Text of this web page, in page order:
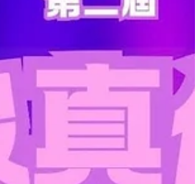
獎：陳丞希 (一樣美麗) 李泇霖評判特選獎：陳詠恆
(你怎麼捨得我難過) 黃文漢評判特選獎：萬皓榮 (東
獎：何崴慈 (玻璃之情) 最傳神演繹大獎：岑柏賢 (
夢) 飛躍進步獎：陳耀民 (用背脊唱情歌) 飛躍進步
獎：陳詠恆 (你怎麼捨得我難過) 飛躍進步獎：陳丞
希 (一樣美麗)